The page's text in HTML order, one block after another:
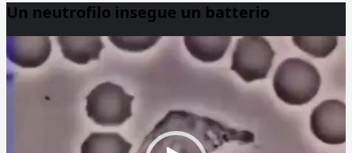
Un neutrofilo insegue un batterio
Player